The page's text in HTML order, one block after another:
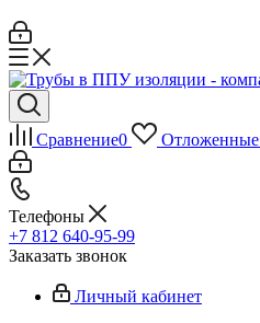
Сравнение0 Отложенные
Телефоны
+7 812 640-95-99
Заказать звонок
Личный кабинет